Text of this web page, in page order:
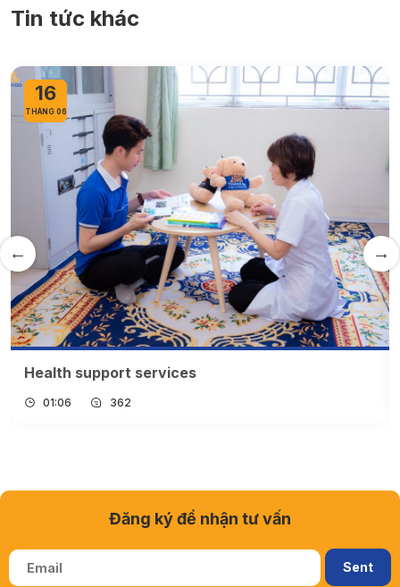
Tin tức khác
16
THÁNG 06
Health support services
01:06 362
Đăng ký để nhận tư vấn